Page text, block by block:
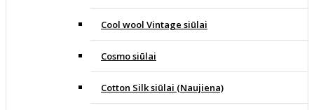
Cool wool Vintage siūlai
Cosmo siūlai
Cotton Silk siūlai (Naujiena)